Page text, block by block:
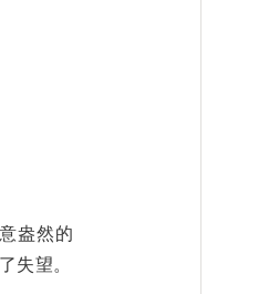
盎然的
失望。